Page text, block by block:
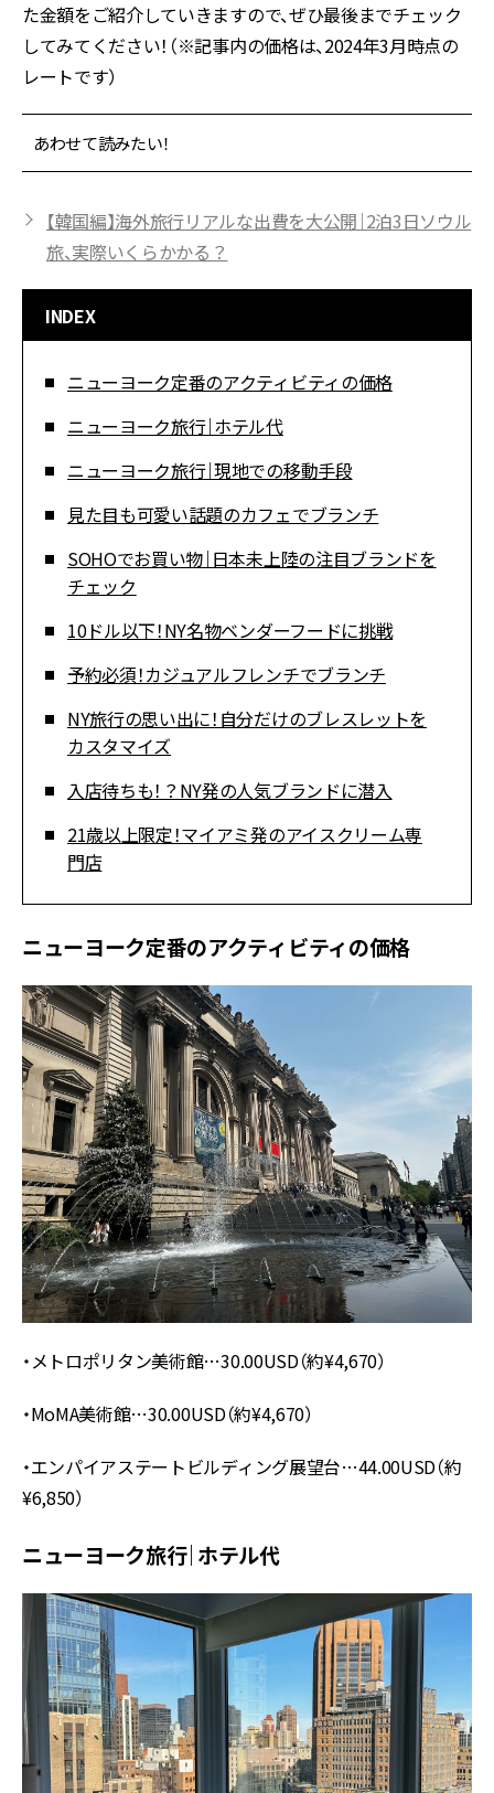
た金額をご紹介していきますので、ぜひ最後までチェック
してみてください！（※記事内の価格は、2024年3月時点の
レートです）
あわせて読みたい！
【韓国編】海外旅行リアルな出費を大公開｜2泊3日ソウル
旅、実際いくらかかる？
INDEX
ニューヨーク定番のアクティビティの価格
ニューヨーク旅行｜ホテル代
ニューヨーク旅行｜現地での移動手段
見た目も可愛い話題のカフェでブランチ
SOHOでお買い物｜日本未上陸の注目ブランドを
チェック
10ドル以下！NY名物ベンダーフードに挑戦
予約必須！カジュアルフレンチでブランチ
NY旅行の思い出に！自分だけのブレスレットを
カスタマイズ
入店待ちも！？NY発の人気ブランドに潜入
21歳以上限定！マイアミ発のアイスクリーム専
門店
ニューヨーク定番のアクティビティの価格
・メトロポリタン美術館…30.00USD（約¥4,670）
・MoMA美術館…30.00USD（約¥4,670）
・エンパイアステートビルディング展望台…44.00USD（約
¥6,850）
ニューヨーク旅行｜ホテル代